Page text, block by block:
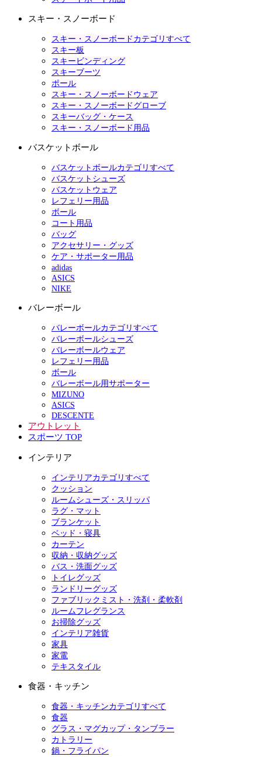
スキー・スノーボード
スキー・スノーボードカテゴリすべて
スキー板
スキービンディング
スキーブーツ
ポール
スキー・スノーボードウェア
スキー・スノーボードグローブ
スキーバッグ・ケース
スキー・スノーボード用品
バスケットボール
バスケットボールカテゴリすべて
バスケットシューズ
バスケットウェア
レフェリー用品
ボール
コート用品
バッグ
アクセサリー・グッズ
ケア・サポーター用品
adidas
ASICS
NIKE
バレーボール
バレーボールカテゴリすべて
バレーボールシューズ
バレーボールウェア
レフェリー用品
ボール
バレーボール用サポーター
MIZUNO
ASICS
DESCENTE
アウトレット
スポーツ TOP
インテリア
インテリアカテゴリすべて
クッション
ルームシューズ・スリッパ
ラグ・マット
ブランケット
ベッド・寝具
カーテン
収納・収納グッズ
バス・洗面グッズ
トイレグッズ
ランドリーグッズ
ファブリックミスト・洗剤・柔軟剤
ルームフレグランス
お掃除グッズ
インテリア雑貨
家具
家電
テキスタイル
食器・キッチン
食器・キッチンカテゴリすべて
食器
グラス・マグカップ・タンブラー
カトラリー
鍋・フライパン